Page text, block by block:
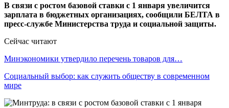
В связи с ростом базовой ставки с 1 января увеличится
зарплата в бюджетных организациях, сообщили БЕЛТА в
пресс-службе Министерства труда и социальной защиты.
Сейчас читают
Минэкономики утвердило перечень товаров для…
Социальный выбор: как служить обществу в современном
мире